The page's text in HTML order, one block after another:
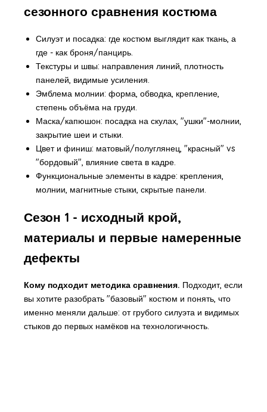
сезонного сравнения костюма
Силуэт и посадка: где костюм выглядит как ткань, а
где - как броня/панцирь.
Текстуры и швы: направления линий, плотность
панелей, видимые усиления.
Эмблема молнии: форма, обводка, крепление,
степень объёма на груди.
Маска/капюшон: посадка на скулах, "ушки"-молнии,
закрытие шеи и стыки.
Цвет и финиш: матовый/полуглянец, "красный" vs
"бордовый", влияние света в кадре.
Функциональные элементы в кадре: крепления,
молнии, магнитные стыки, скрытые панели.
Сезон 1 - исходный крой,
материалы и первые намеренные
дефекты
Кому подходит методика сравнения. Подходит, если
вы хотите разобрать "базовый" костюм и понять, что
именно меняли дальше: от грубого силуэта и видимых
стыков до первых намёков на технологичность.